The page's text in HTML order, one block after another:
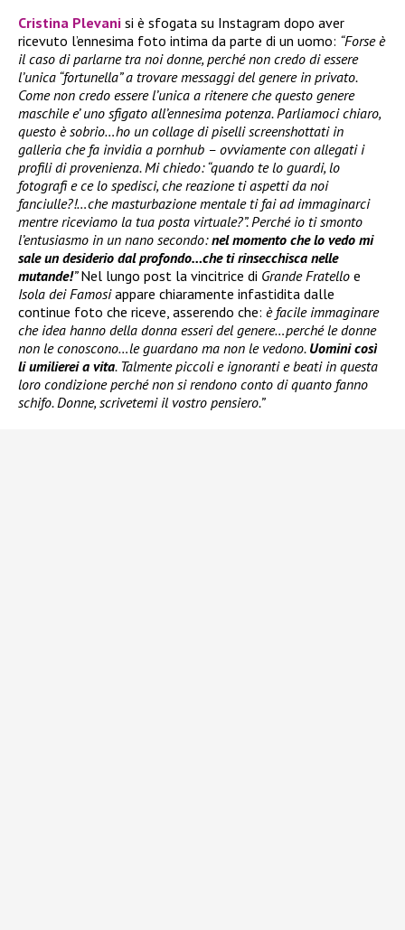
Cristina Plevani si è sfogata su Instagram dopo aver
ricevuto l’ennesima foto intima da parte di un uomo: “Forse è
il caso di parlarne tra noi donne, perché non credo di essere
l’unica “fortunella” a trovare messaggi del genere in privato.
Come non credo essere l’unica a ritenere che questo genere
maschile e’ uno sfigato all’ennesima potenza. Parliamoci chiaro,
questo è sobrio…ho un collage di piselli screenshottati in
galleria che fa invidia a pornhub – ovviamente con allegati i
profili di provenienza. Mi chiedo: “quando te lo guardi, lo
fotografi e ce lo spedisci, che reazione ti aspetti da noi
fanciulle?!…che masturbazione mentale ti fai ad immaginarci
mentre riceviamo la tua posta virtuale?”. Perché io ti smonto
l’entusiasmo in un nano secondo:nel momento che lo vedo mi
sale un desiderio dal profondo…che ti rinsecchisca nelle
mutande!”Nel lungo post la vincitrice di Grande Fratello e
Isola dei Famosiappare chiaramente infastidita dalle
continue foto che riceve, asserendo che: è facile immaginare
che idea hanno della donna esseri del genere…perché le donne
non le conoscono…le guardano ma non le vedono. Uomini così
li umilierei a vita. Talmente piccoli e ignoranti e beati in questa
loro condizione perché non si rendono conto di quanto fanno
schifo. Donne, scrivetemi il vostro pensiero.”